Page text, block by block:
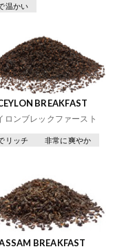
温かい
BREAKFAST
ロンブレックファースト
リッチ 非常に爽やか
BREAKFAST